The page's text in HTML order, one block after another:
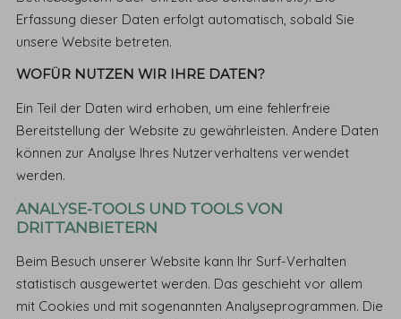
Erfassung dieser Daten erfolgt automatisch, sobald Sie
unsere Website betreten.
WOFÜR NUTZEN WIR IHRE DATEN?
Ein Teil der Daten wird erhoben, um eine fehlerfreie
Bereitstellung der Website zu gewährleisten. Andere Daten
können zur Analyse Ihres Nutzerverhaltens verwendet
werden.
ANALYSE-TOOLS UND TOOLS VON
DRITTANBIETERN
Beim Besuch unserer Website kann Ihr Surf-Verhalten
statistisch ausgewertet werden. Das geschieht vor allem
mit Cookies und mit sogenannten Analyseprogrammen. Die